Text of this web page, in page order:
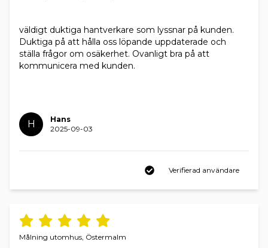
väldigt duktiga hantverkare som lyssnar på kunden.
Duktiga på att hålla oss löpande uppdaterade och
ställa frågor om osäkerhet. Ovanligt bra på att
kommunicera med kunden.
H
Hans
2025-09-03
Verifierad användare
Målning utomhus, Östermalm